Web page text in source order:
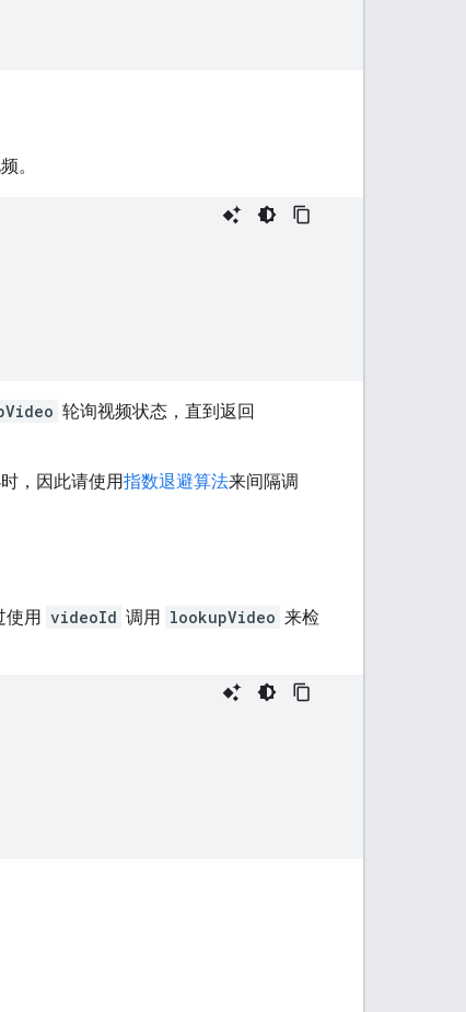
。
轮询视频状态，直到返回
，因此请使用指数退避算法来间隔调
使用 videoId 调用 lookupVideo 来检